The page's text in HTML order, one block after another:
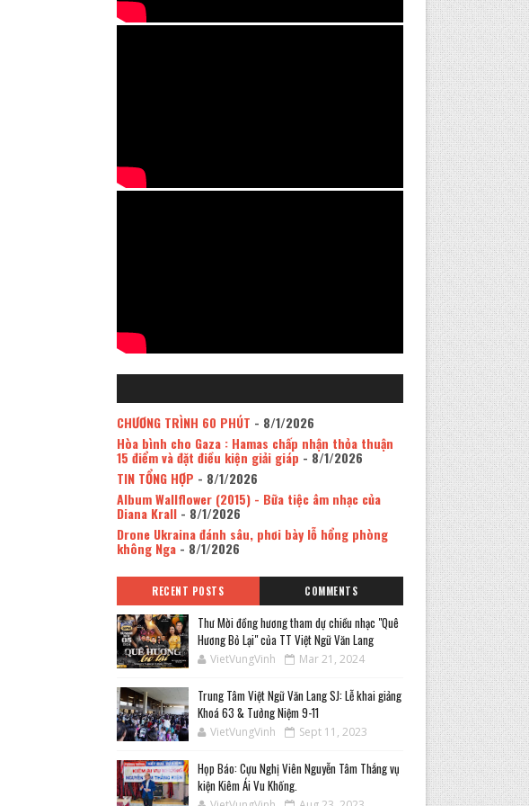
CHƯƠNG TRÌNH 60 PHÚT - 8/1/2026
Hòa bình cho Gaza : Hamas chấp nhận thỏa thuận
15 điểm và đặt điều kiện giải giáp - 8/1/2026
TIN TỔNG HỢP - 8/1/2026
Album Wallflower (2015) - Bữa tiệc âm nhạc của
Diana Krall- 8/1/2026
Drone Ukraina đánh sâu, phơi bày lỗ hổng phòng
không Nga- 8/1/2026
RECENT POSTS COMMENTS
Thư Mời đồng hương tham dự chiều nhạc "Quê
Hương Bỏ Lại" của TT Việt Ngữ Văn Lang
VietVungVinh Mar 21, 2024
Trung Tâm Việt Ngữ Văn Lang SJ: Lễ khai giảng
Khoá 63 & Tưởng Niệm 9-11
VietVungVinh Sept 11, 2023
Họp Báo: Cựu Nghị Viên Nguyễn Tâm Thắng vụ
kiện Kiêm Ái Vu Khống.